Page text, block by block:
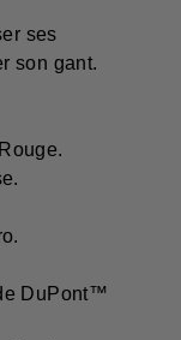
ses
son gant.
DuPont™